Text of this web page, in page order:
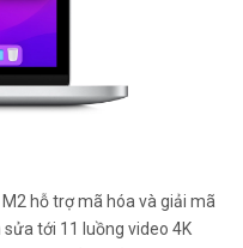
hỗ trợ mã hóa và giải mã
sửa tới 11 luồng video 4K